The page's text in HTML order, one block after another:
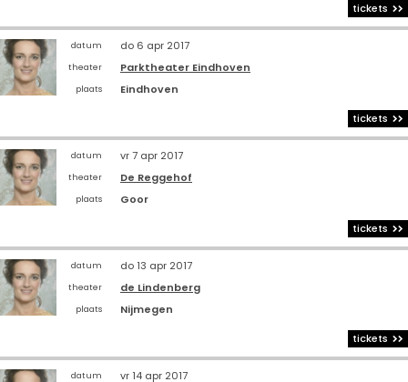
tickets
datum do 6 apr 2017
theater Parktheater Eindhoven
plaats
Eindhoven
tickets
datum vr 7 apr 2017
theater De Reggehof
plaats
Goor
tickets
datum do 13 apr 2017
theater de Lindenberg
plaats
Nijmegen
tickets
datum vr 14 apr 2017